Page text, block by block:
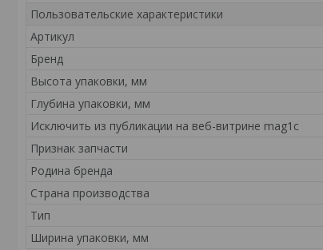
Пользовательские характеристики
Артикул
Бренд
Высота упаковки, мм
Глубина упаковки, мм
Исключить из публикации на веб-витрине mag1c
Признак запчасти
Родина бренда
Страна производства
Тип
Ширина упаковки, мм